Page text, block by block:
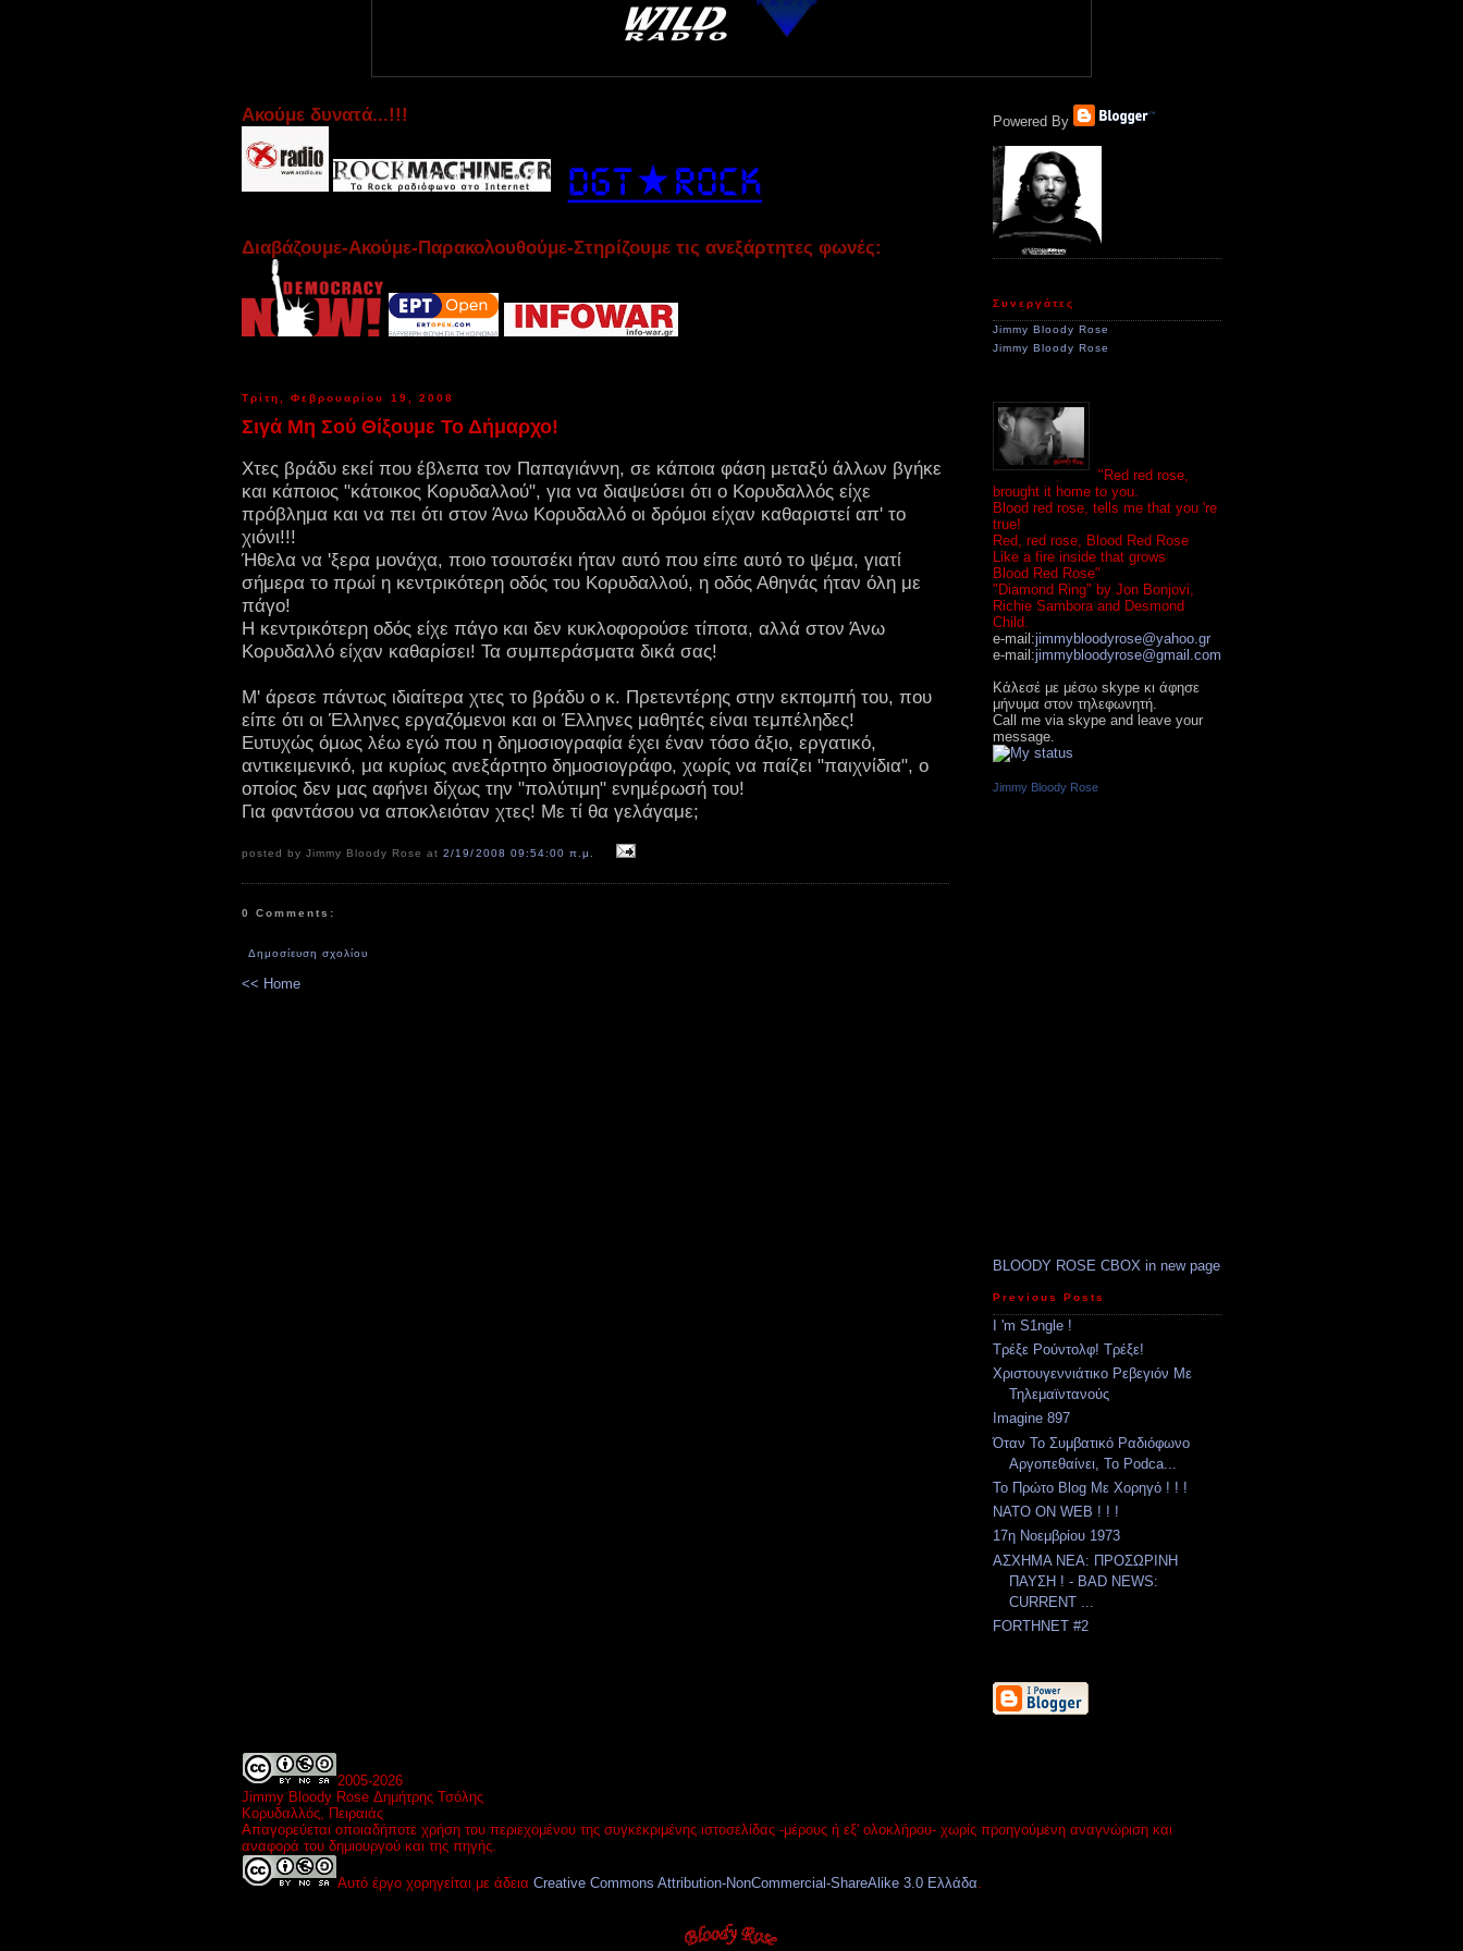
Aκούμε δυνατά...!!!
Διαβάζουμε-Ακούμε-Παρακολουθούμε-Στηρίζουμε τις ανεξάρτητες φωνές:
Τρίτη, Φεβρουαρίου 19, 2008
Σιγά Μη Σού Θίξουμε Το Δήμαρχο!
Χτες βράδυ εκεί που έβλεπα τον Παπαγιάννη, σε κάποια φάση μεταξύ άλλων βγήκε
και κάποιος "κάτοικος Κορυδαλλού", για να διαψεύσει ότι ο Κορυδαλλός είχε
πρόβλημα και να πει ότι στον Άνω Κορυδαλλό οι δρόμοι είχαν καθαριστεί απ' το
χιόνι!!!
Ήθελα να 'ξερα μονάχα, ποιο τσουτσέκι ήταν αυτό που είπε αυτό το ψέμα, γιατί
σήμερα το πρωί η κεντρικότερη οδός του Κορυδαλλού, η οδός Αθηνάς ήταν όλη με
πάγο!
Η κεντρικότερη οδός είχε πάγο και δεν κυκλοφορούσε τίποτα, αλλά στον Άνω
Κορυδαλλό είχαν καθαρίσει! Τα συμπεράσματα δικά σας!
Μ' άρεσε πάντως ιδιαίτερα χτες το βράδυ ο κ. Πρετεντέρης στην εκπομπή του, που
είπε ότι οι Έλληνες εργαζόμενοι και οι Έλληνες μαθητές είναι τεμπέληδες!
Ευτυχώς όμως λέω εγώ που η δημοσιογραφία έχει έναν τόσο άξιο, εργατικό,
αντικειμενικό, μα κυρίως ανεξάρτητο δημοσιογράφο, χωρίς να παίζει "παιχνίδια", ο
οποίος δεν μας αφήνει δίχως την "πολύτιμη" ενημέρωσή του!
Για φαντάσου να αποκλειόταν χτες! Με τί θα γελάγαμε;
posted by Jimmy Bloody Rose at2/19/2008 09:54:00 π.μ.
0 Comments:
Δημοσίευση σχολίου
<< Home
Powered By
Συνεργάτες
Jimmy Bloody Rose
Jimmy Bloody Rose
"Red red rose,
brought it home to you.
Blood red rose, tells me that you 're
true!
Red, red rose, Blood Red Rose
Like a fire inside that grows
Blood Red Rose"
"Diamond Ring" by Jon Bonjovi,
Richie Sambora and Desmond
Child.
e-mail:jimmybloodyrose@yahoo.gr
e-mail:jimmybloodyrose@gmail.com
Κάλεσέ με μέσω skype κι άφησε
μήνυμα στον τηλεφωνητή.
Call me via skype and leave your
message.
Jimmy Bloody Rose
BLOODY ROSE CBOX in new page
Previous Posts
I 'm S1ngle !
Τρέξε Ρούντολφ! Τρέξε!
Χριστουγεννιάτικο Ρεβεγιόν Με
Τηλεμαϊντανούς
Imagine 897
Όταν Το Συμβατικό Ραδιόφωνο
Αργοπεθαίνει, Το Podca...
Το Πρώτο Blog Με Χορηγό ! ! !
NATO ON WEB ! ! !
17η Νοεμβρίου 1973
ΑΣΧΗΜΑ ΝΕΑ: ΠΡΟΣΩΡΙΝΗ
ΠΑΥΣΗ ! - BAD NEWS:
CURRENT ...
FORTHNET #2
2005-2026
Jimmy Bloody Rose Δημήτρης Τσόλης
Κορυδαλλός, Πειραιάς
Απαγορεύεται οποιαδήποτε χρήση του περιεχομένου της συγκεκριμένης ιστοσελίδας -μέρους ή εξ' ολοκλήρου- χωρίς προηγούμενη αναγνώριση και
αναφορά του δημιουργού και της πηγής.
Αυτό έργο χορηγείται με άδεια Creative Commons Attribution-NonCommercial-ShareAlike 3.0 Ελλάδα.